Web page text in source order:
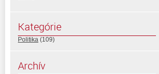
Kategórie
Politika (109)
Archív